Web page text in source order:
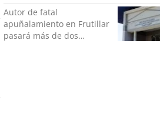
Autor de fatal
apuñalamiento en Frutillar
pasará más de dos